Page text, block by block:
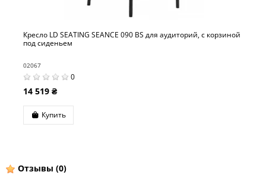
SEANCE 090 BS для аудиторий, с корзиной
Кресло LD
Отзывы (0)